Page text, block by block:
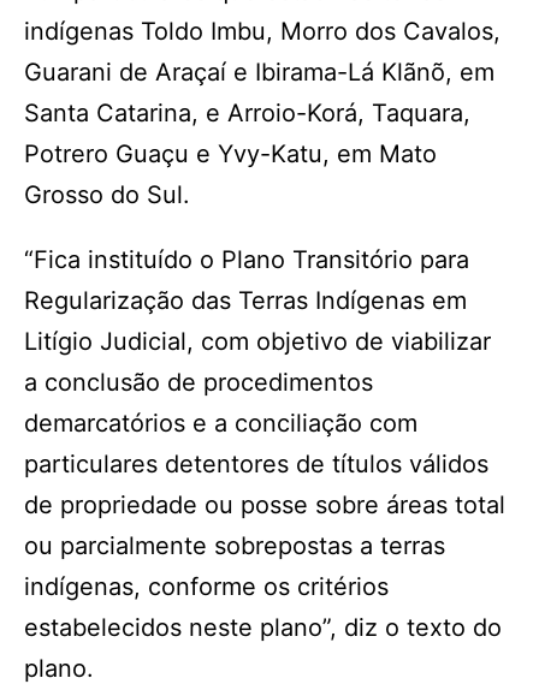
indígenas Toldo Imbu, Morro dos Cavalos,
Guarani de Araçaí e Ibirama-Lá Klãnõ, em
Santa Catarina, e Arroio-Korá, Taquara,
Potrero Guaçu e Yvy-Katu, em Mato
Grosso do Sul.
“Fica instituído o Plano Transitório para
Regularização das Terras Indígenas em
Litígio Judicial, com objetivo de viabilizar
a conclusão de procedimentos
demarcatórios e a conciliação com
particulares detentores de títulos válidos
de propriedade ou posse sobre áreas total
ou parcialmente sobrepostas a terras
indígenas, conforme os critérios
estabelecidos neste plano”, diz o texto do
plano.